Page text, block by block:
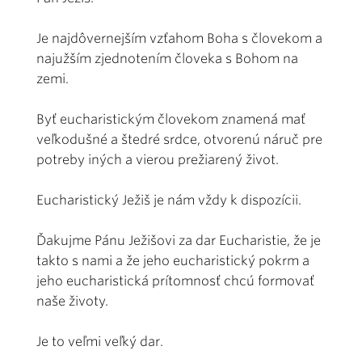
Je najdôvernejším vzťahom Boha s človekom a
najužším zjednotením človeka s Bohom na
zemi.
Byť eucharistickým človekom znamená mať
veľkodušné a štedré srdce, otvorenú náruč pre
potreby iných a vierou prežiarený život.
Eucharistický Ježiš je nám vždy k dispozícii.
Ďakujme Pánu Ježišovi za dar Eucharistie, že je
takto s nami a že jeho eucharistický pokrm a
jeho eucharistická prítomnosť chcú formovať
naše životy.
Je to veľmi veľký dar.